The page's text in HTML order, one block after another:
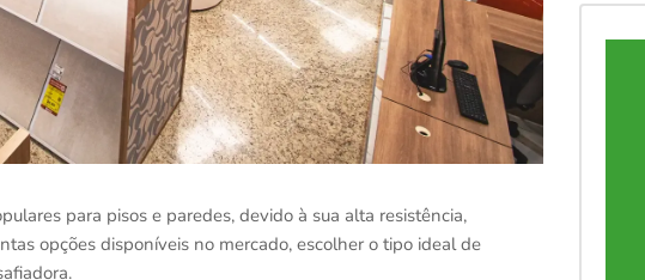
para pisos e paredes, devido à sua alta resistência,
opções disponíveis no mercado, escolher o tipo ideal de